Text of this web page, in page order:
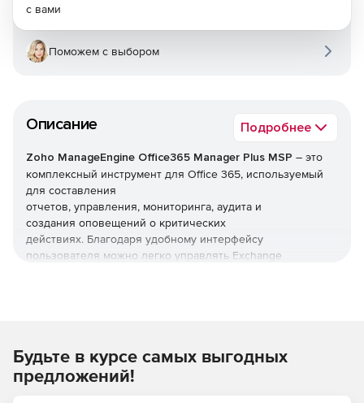
Описание Подробнее
Zoho ManageEngine Office365 Manager Plus MSP – это
комплексный инструмент для Office 365, используемый
для составления
отчетов, управления, мониторинга, аудита и
создания оповещений о критических
действиях. Благодаря удобному интерфейсу
пользователя можно легко управлять Exchange
предоставляет исчерпывающие предварительно
настроенные отчеты для Office 365 и помогает выполнять
сложные задачи, включая массовое управление
с вами
Поможем с выбором
Будьте в курсе самых выгодных
предложений!